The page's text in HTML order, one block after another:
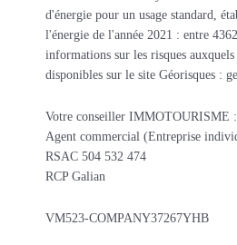
d'énergie pour un usage standard,
l'énergie de l'année 2021 : entre
informations sur les risques auxquels
disponibles sur le site Géorisques :
Votre conseiller IMMOTOURISME
Agent commercial (Entreprise
RSAC 504 532 474
RCP Galian
VM523-COMPANY37267YHB